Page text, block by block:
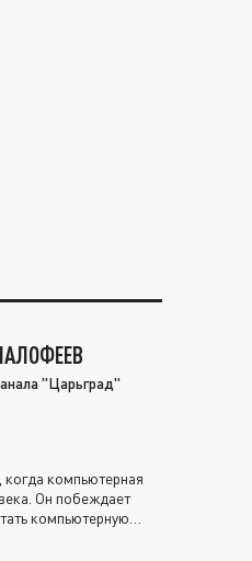
"Царьград"
компьютерная
Он побеждает
компьютерную